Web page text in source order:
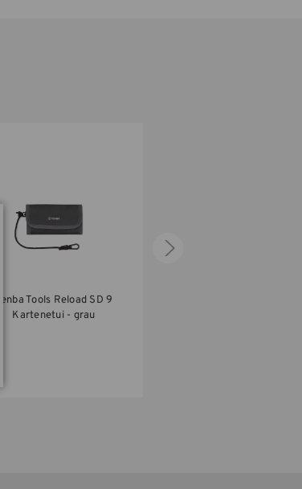
Tenba Tools Reload SD 9
Kartenetui - grau